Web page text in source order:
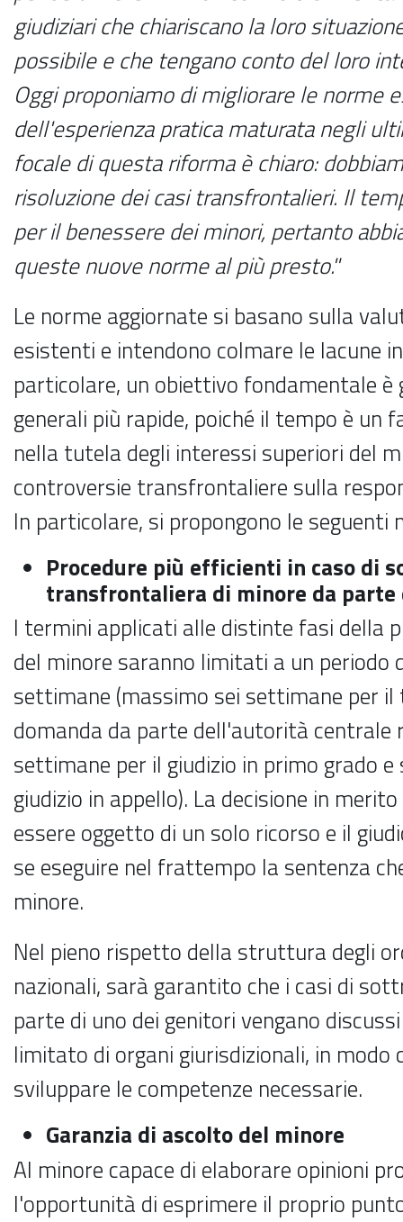
giudiziari che chiariscano la loro
possibile e che tengano conto del loro
Oggi proponiamo di migliorare le norme
dell'esperienza pratica maturata negli
focale di questa riforma è chiaro:
risoluzione dei casi transfrontalieri. Il
per il benessere dei minori, pertanto
queste nuove norme al più presto."
Le norme aggiornate si basano sulla
esistenti e intendono colmare le lacune
particolare, un obiettivo fondamentale è
generali più rapide, poiché il tempo è un
nella tutela degli interessi superiori del
controversie transfrontaliere sulla
In particolare, si propongono le seguenti
Procedure più efficienti in caso di
transfrontaliera di minore da
I termini applicati alle distinte fasi della
del minore saranno limitati a un periodo
settimane (massimo sei settimane per
domanda da parte dell'autorità centrale
settimane per il giudizio in primo grado
giudizio in appello). La decisione in
essere oggetto di un solo ricorso e il
se eseguire nel frattempo la sentenza
minore.
Nel pieno rispetto della struttura degli
nazionali, sarà garantito che i casi di
parte di uno dei genitori vengano
limitato di organi giurisdizionali, in modo
sviluppare le competenze necessarie.
Garanzia di ascolto del minore
Al minore capace di elaborare opinioni
l'opportunità di esprimere il proprio